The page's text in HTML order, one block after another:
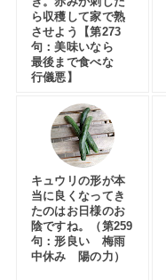
ら収穫して家で熟
させよう【第273
句：美味いなら
最後まで食べな
行儀悪】
キュウリの形が本
当に良くなってき
たのはお日様のお
陰ですね。（第259
句：形良い 梅雨
中休み 陽の力）